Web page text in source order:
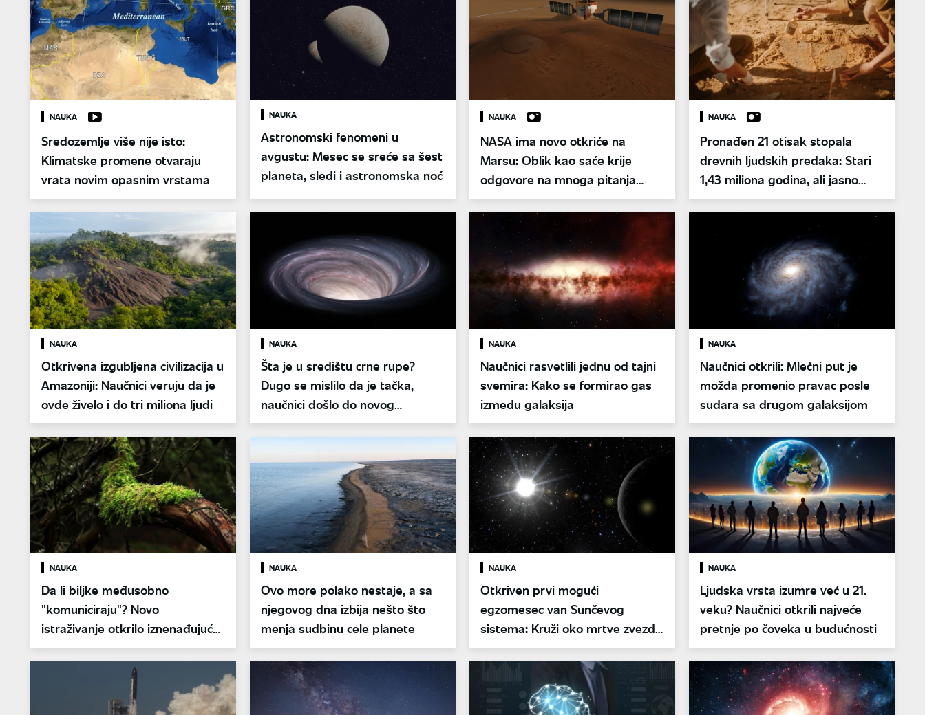
NAUKA
Sredozemlje više nije isto:
Klimatske promene otvaraju
vrata novim opasnim vrstama
NAUKA
Astronomski fenomeni u
avgustu: Mesec se sreće sa šest
planeta, sledi i astronomska noć
NAUKA
NASA ima novo otkriće na
Marsu: Oblik kao saće krije
odgovore na mnoga pitanja
nastanka čovečanstva
NAUKA
Pronađen 21 otisak stopala
drevnih ljudskih predaka: Stari
1,43 miliona godina, ali jasno
pokazuju kako je život izgledao
NAUKA
Otkrivena izgubljena civilizacija u
Amazoniji: Naučnici veruju da je
ovde živelo i do tri miliona ljudi
NAUKA
Šta je u središtu crne rupe?
Dugo se mislilo da je tačka,
naučnici došlo do novog
zaključka
NAUKA
Naučnici rasvetlili jednu od tajni
svemira: Kako se formirao gas
između galaksija
NAUKA
Naučnici otkrili: Mlečni put je
možda promenio pravac posle
sudara sa drugom galaksijom
NAUKA
Da li biljke međusobno
"komuniciraju"? Novo
istraživanje otkrilo iznenađujuću
osobinu mahovine
NAUKA
Ovo more polako nestaje, a sa
njegovog dna izbija nešto što
menja sudbinu cele planete
NAUKA
Otkriven prvi mogući
egzomesec van Sunčevog
sistema: Kruži oko mrtve zvezde
koja je veća od Jupitera 30 puta
NAUKA
Ljudska vrsta izumre već u 21.
veku? Naučnici otkrili najveće
pretnje po čoveka u budućnosti